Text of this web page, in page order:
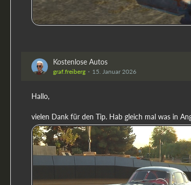
Kostenlose Autos
graf.freiberg 15. Januar 2026
Hallo,
vielen Dank für den Tip. Hab gleich mal was in